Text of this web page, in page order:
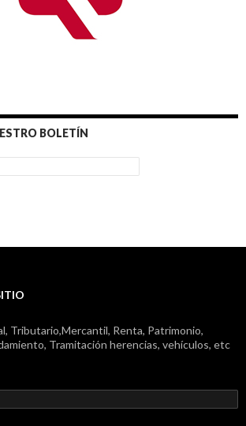
BOLETÍN
Tributario,Mercantil, Renta, Patrimonio,
Tramitación herencias, vehículos, etc